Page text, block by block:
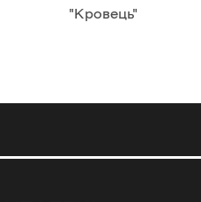
"Кровець"